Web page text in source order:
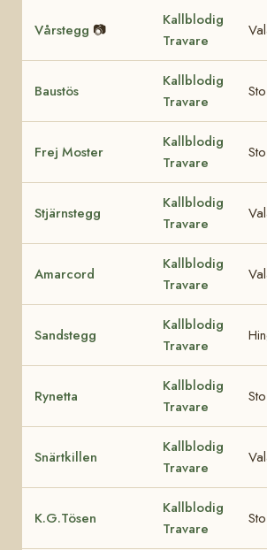
Vårstegg 📷
Kallblodig
Travare
Baustös
Kallblodig
Travare
Sto
Frej Moster
Kallblodig
Travare
Sto
Stjärnstegg
Kallblodig
Travare
Amarcord
Kallblodig
Travare
Sandstegg
Kallblodig
Travare
Rynetta
Kallblodig
Travare
Sto
Snärtkillen
Kallblodig
Travare
K.G.Tösen
Kallblodig
Travare
Sto